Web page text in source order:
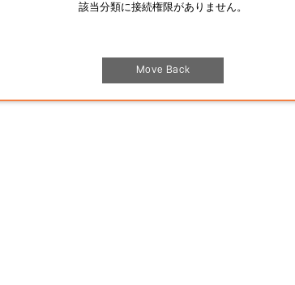
該当分類に接続権限がありません。
Move Back